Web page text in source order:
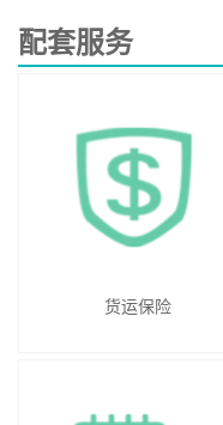
配套服务
货运保险